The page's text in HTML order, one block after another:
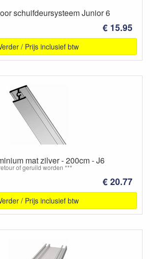
schuifdeursysteem Junior 6
€ 15.95
/ Prijs inclusief btw
mat zilver - 200cm - J6
of geruild worden ***
€ 20.77
/ Prijs inclusief btw